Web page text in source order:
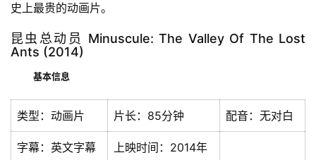
史上最贵的动画片。
昆虫总动员 Minuscule: The Valley Of The Lost
Ants (2014)
基本信息
类型：动画片 片长：85分钟 配音：无对白
字幕：英文字幕 上映时间：2014年